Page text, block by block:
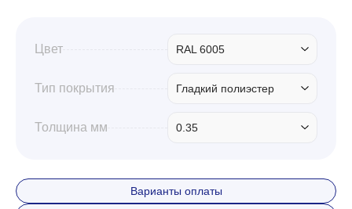
Цвет RAL 6005
Тип покрытия Гладкий полиэстер
Толщина мм 0.35
Варианты оплаты